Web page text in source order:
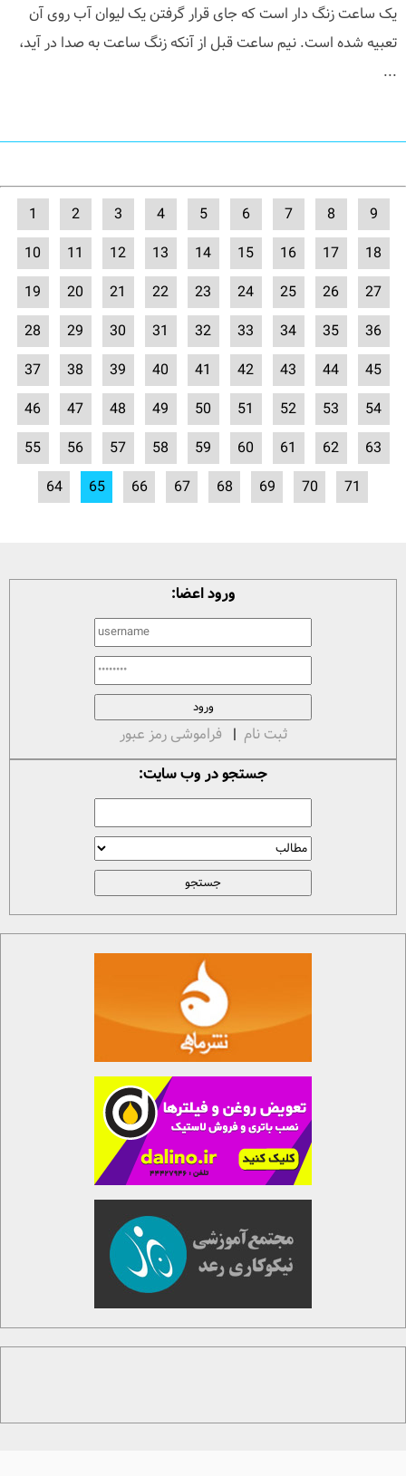
یک ساعت زنگ دار است که جای قرار گرفتن یک لیوان آب روی آن
تعبیه شده است. نیم ساعت قبل از آنکه زنگ ساعت به صدا در آید،
...
1 2 3 4 5 6 7 8
9
10
11 12 13 14 15 16 17
18
19
20 21 22 23 24 25 26
27
28
29 30 31 32 33 34 35
36
37
38 39 40 41 42 43 44
45
46
47 48 49 50 51 52 53
54
55
56 57 58 59 60 61 62
63
64
65 66 67 68 69 70 71
ورود اعضا:
ثبت نام | فراموشی رمز عبور
جستجو در وب سایت: